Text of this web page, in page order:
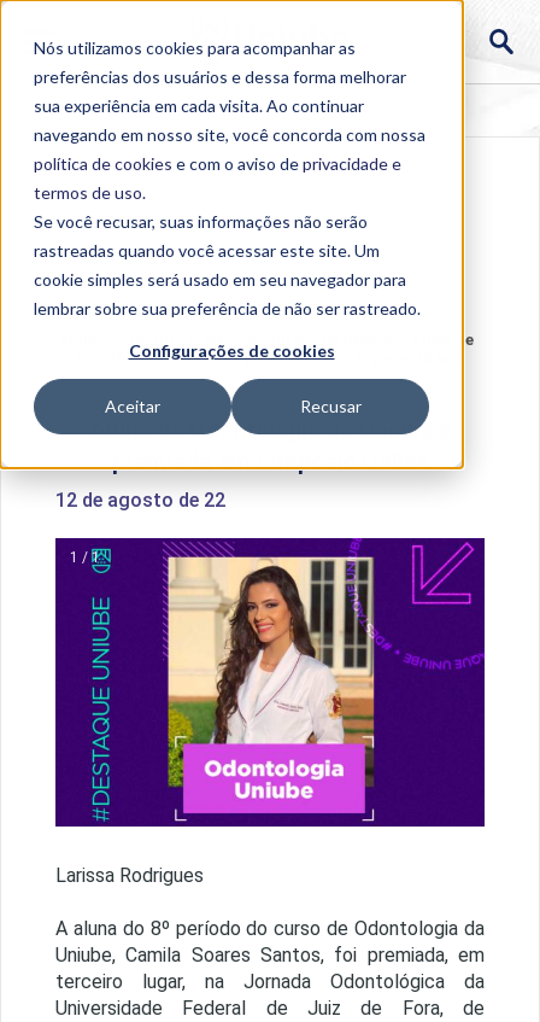
Nós utilizamos cookies para acompanhar as
preferências dos usuários e dessa forma melhorar
sua experiência em cada visita. Ao continuar
navegando em nosso site, você concorda com nossa
política de cookies e com o aviso deprivacidade e
termos de uso.
Se você recusar, suas informações não serão
rastreadas quando você acessar este site. Um
cookie simples será usado em seu navegador para
lembrar sobre sua preferência de não ser rastreado.
Configurações de cookies
Aceitar Recusar
Aluna de
Odontologia da Uniube é premiada em Simpósio Online
Aluna de Odontologia da Uniube é
premiada em Simpósio Online
12 de agosto de 22
1 / 1
Larissa Rodrigues
A aluna do 8º período do curso de Odontologia da
Uniube, Camila Soares Santos, foi premiada, em
terceiro lugar, na Jornada Odontológica da
Universidade Federal de Juiz de Fora, de